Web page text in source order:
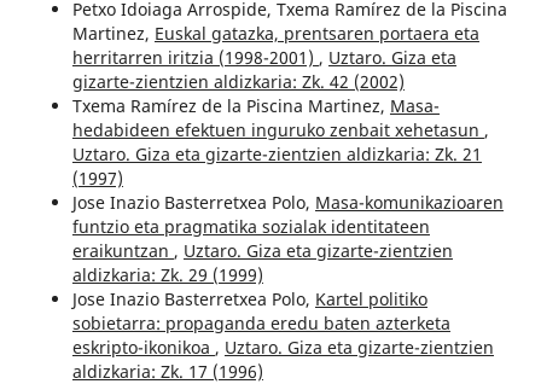
Petxo Idoiaga Arrospide, Txema Ramírez de la Piscina
Martinez, Euskal gatazka, prentsaren portaera eta
herritarren iritzia (1998-2001) , Uztaro. Giza eta
gizarte-zientzien aldizkaria: Zk. 42 (2002)
Txema Ramírez de la Piscina Martinez, Masa-
hedabideen efektuen inguruko zenbait xehetasun ,
Uztaro. Giza eta gizarte-zientzien aldizkaria: Zk. 21
(1997)
Jose Inazio Basterretxea Polo, Masa-komunikazioaren
funtzio eta pragmatika sozialak identitateen
eraikuntzan , Uztaro. Giza eta gizarte-zientzien
aldizkaria: Zk. 29 (1999)
Jose Inazio Basterretxea Polo, Kartel politiko
sobietarra: propaganda eredu baten azterketa
eskripto-ikonikoa , Uztaro. Giza eta gizarte-zientzien
aldizkaria: Zk. 17 (1996)